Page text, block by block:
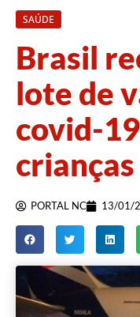
SAÚDE
Brasil
lote de
covid-
crianças
PORTAL NC 13/01/